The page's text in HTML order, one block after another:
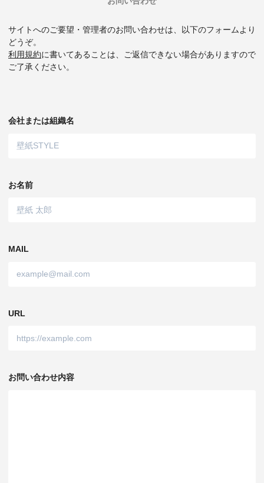
サイトへのご要望・管理者のお問い合わせは、以下のフォームより
どうぞ。
利用規約に書いてあることは、ご返信できない場合がありますので
ご了承ください。
会社または組織名
お名前
MAIL
URL
お問い合わせ内容